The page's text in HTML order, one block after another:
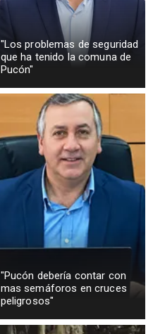
"Los problemas de seguridad
que ha tenido la comuna de
Pucón"
"Pucón debería contar con
mas semáforos en cruces
peligrosos"